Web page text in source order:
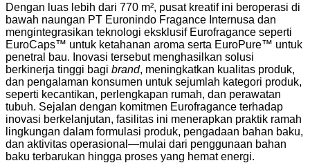
Dengan luas lebih dari 770 m², pusat kreatif ini beroperasi di
bawah naungan PT Euronindo Fragance Internusa dan
mengintegrasikan teknologi eksklusif Eurofragance seperti
EuroCaps™ untuk ketahanan aroma serta EuroPure™ untuk
penetral bau. Inovasi tersebut menghasilkan solusi
berkinerja tinggi bagi brand, meningkatkan kualitas produk,
dan pengalaman konsumen untuk sejumlah kategori produk,
seperti kecantikan, perlengkapan rumah, dan perawatan
tubuh. Sejalan dengan komitmen Eurofragance terhadap
inovasi berkelanjutan, fasilitas ini menerapkan praktik ramah
lingkungan dalam formulasi produk, pengadaan bahan baku,
dan aktivitas operasional—mulai dari penggunaan bahan
baku terbarukan hingga proses yang hemat energi.